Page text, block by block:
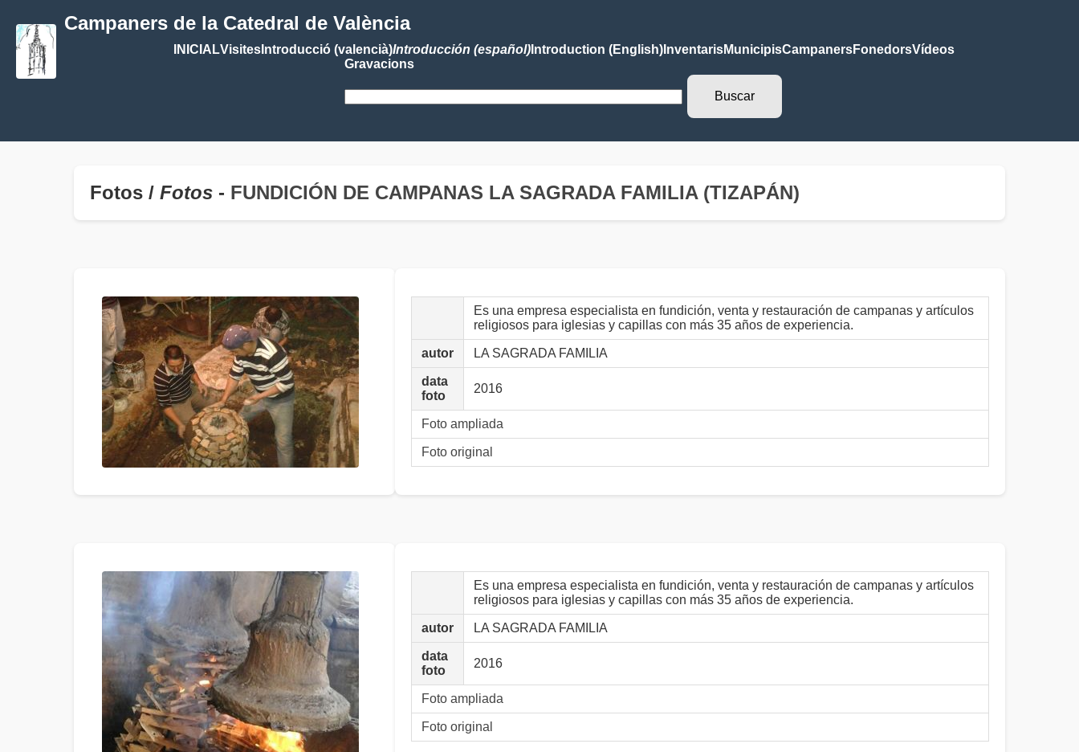
Campaners de la Catedral de València
INICIALVisitesIntroducció (valencià)Introducción (español)Introduction (English)InventarisMunicipisCampanersFonedorsVídeos
Gravacions
Fotos / Fotos - FUNDICIÓN DE CAMPANAS LA SAGRADA FAMILIA (TIZAPÁN)
Es una empresa especialista en fundición, venta y restauración de campanas y artículos
religiosos para iglesias y capillas con más 35 años de experiencia.
autor LA SAGRADA FAMILIA
data
foto
2016
Foto ampliada
Foto original
Es una empresa especialista en fundición, venta y restauración de campanas y artículos
religiosos para iglesias y capillas con más 35 años de experiencia.
autor LA SAGRADA FAMILIA
data
foto
2016
Foto ampliada
Foto original